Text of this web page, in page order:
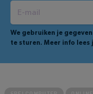
We gebruiken je
te sturen. Meer info lees